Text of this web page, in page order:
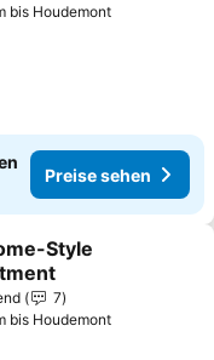
bis Houdemont
Preise sehen
hinzufügen
Style
7
bis Houdemont